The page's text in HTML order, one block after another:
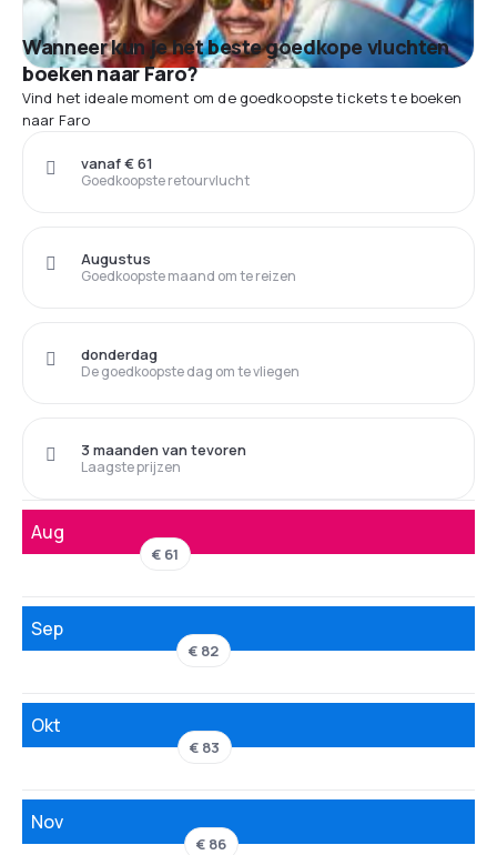
Wanneer kun je het beste goedkope vluchten
boeken naar Faro?
Vind het ideale moment om de goedkoopste tickets te boeken
naar Faro
Goedkoopste retourvlucht
vanaf € 61
Goedkoopste maand om te reizen
Augustus
De goedkoopste dag om te vliegen
donderdag
Laagste prijzen
3 maanden van tevoren
Aug
€ 61
Sep
€ 82
Okt
€ 83
Nov
€ 86